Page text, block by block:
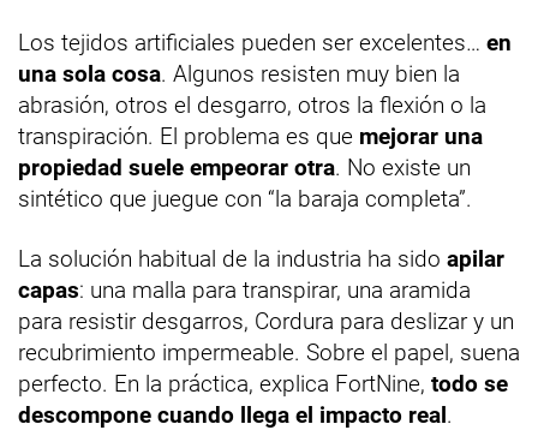
Los tejidos artificiales pueden ser excelentes… en
una sola cosa. Algunos resisten muy bien la
abrasión, otros el desgarro, otros la flexión o la
transpiración. El problema es que mejorar una
propiedad suele empeorar otra. No existe un
sintético que juegue con “la baraja completa”.
La solución habitual de la industria ha sido apilar
capas: una malla para transpirar, una aramida
para resistir desgarros, Cordura para deslizar y un
recubrimiento impermeable. Sobre el papel, suena
perfecto. En la práctica, explica FortNine, todo se
descompone cuando llega el impacto real.